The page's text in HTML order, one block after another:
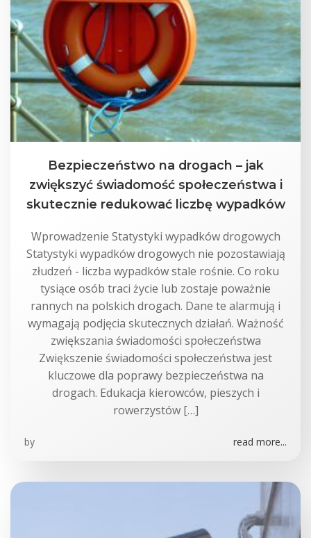
Bezpieczeństwo na drogach – jak
zwiększyć świadomość społeczeństwa i
skutecznie redukować liczbę wypadków
Wprowadzenie Statystyki wypadków drogowych
Statystyki wypadków drogowych nie pozostawiają
złudzeń - liczba wypadków stale rośnie. Co roku
tysiące osób traci życie lub zostaje poważnie
rannych na polskich drogach. Dane te alarmują i
wymagają podjęcia skutecznych działań. Ważność
zwiększania świadomości społeczeństwa
Zwiększenie świadomości społeczeństwa jest
kluczowe dla poprawy bezpieczeństwa na
drogach. Edukacja kierowców, pieszych i
rowerzystów […]
by read more...